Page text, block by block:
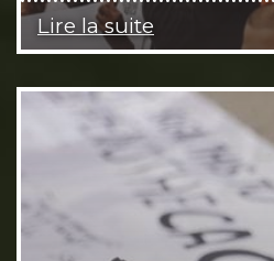
Lire la suite